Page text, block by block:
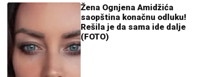
Žena Ognjena Amidžića
saopština konačnu odluku!
Rešila je da sama ide dalje
(FOTO)